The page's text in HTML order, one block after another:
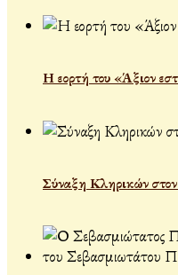
Η εορτή του «Άξιον
Σύναξη Κληρικών